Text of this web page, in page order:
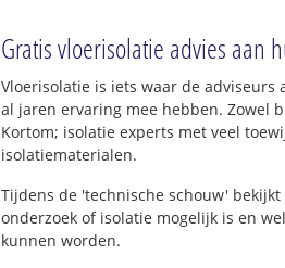
Gratis vloerisolatie advies aan
Vloerisolatie is iets waar de
al jaren ervaring mee hebben. Zowel
Kortom; isolatie experts met veel
isolatiematerialen.
Tijdens de 'technische schouw'
onderzoek of isolatie mogelijk is en
kunnen worden.